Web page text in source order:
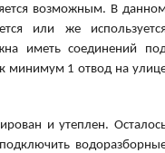
возможным. В
или же
иметь соединений
минимум 1 отвод на
и утеплен.